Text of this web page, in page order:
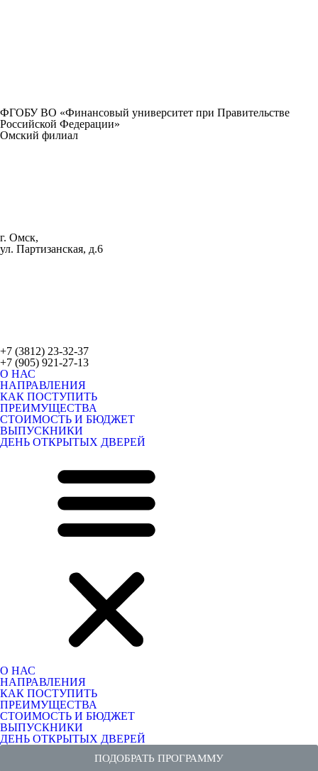
ФГОБУ ВО «Финансовый университет при Правительстве
Российской Федерации»
Омский филиал
г. Омск,
ул. Партизанская, д.6
+7 (3812) 23-32-37
+7 (905) 921-27-13
О НАС
НАПРАВЛЕНИЯ
КАК ПОСТУПИТЬ
ПРЕИМУЩЕСТВА
СТОИМОСТЬ И БЮДЖЕТ
ВЫПУСКНИКИ
ДЕНЬ ОТКРЫТЫХ ДВЕРЕЙ
О НАС
НАПРАВЛЕНИЯ
КАК ПОСТУПИТЬ
ПРЕИМУЩЕСТВА
СТОИМОСТЬ И БЮДЖЕТ
ВЫПУСКНИКИ
ДЕНЬ ОТКРЫТЫХ ДВЕРЕЙ
ПОДОБРАТЬ ПРОГРАММУ